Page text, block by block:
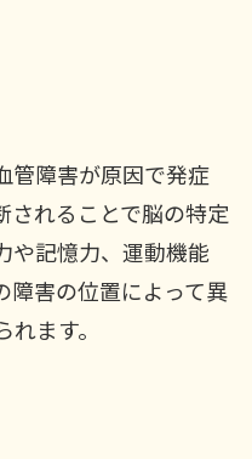
管障害が原因で発症
されることで脳の特定
や記憶力、運動機能
障害の位置によって異
ます。